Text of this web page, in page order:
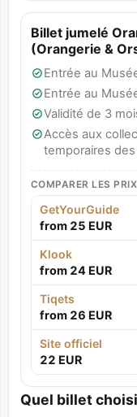
Billet jumelé
(Orangerie &
Entrée au
Entrée au
Validité de 3
Accès aux
temporaires
COMPARER LES PRIX
GetYourGuide
from 25 EUR
Klook
from 24 EUR
Tiqets
from 26 EUR
Site officiel
22 EUR
Quel billet